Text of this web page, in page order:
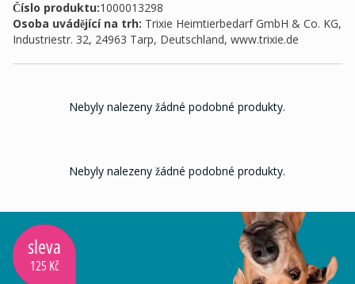
Číslo produktu:1000013298
Osoba uvádějící na trh: Trixie Heimtierbedarf GmbH & Co. KG,
Industriestr. 32, 24963 Tarp, Deutschland, www.trixie.de
Nebyly nalezeny žádné podobné produkty.
Nebyly nalezeny žádné podobné produkty.
sleva
125 Kč